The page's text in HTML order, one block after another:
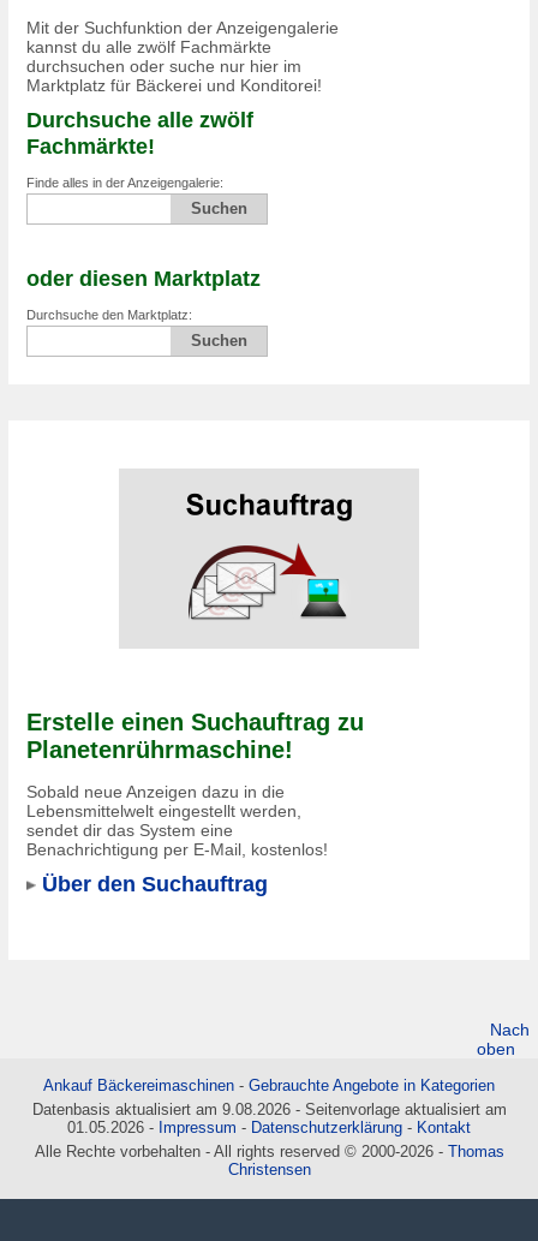
Mit der Suchfunktion der Anzeigengalerie
kannst du alle zwölf Fachmärkte
durchsuchen oder suche nur hier im
Marktplatz für Bäckerei und Konditorei!
Durchsuche alle zwölf
Fachmärkte!
Finde alles in der Anzeigengalerie:
oder diesen Marktplatz
Durchsuche den Marktplatz:
Erstelle einen Suchauftrag zu
Planetenrührmaschine!
Sobald neue Anzeigen dazu in die
Lebensmittelwelt eingestellt werden,
sendet dir das System eine
Benachrichtigung per E-Mail, kostenlos!
Über den Suchauftrag
Nach
oben
Ankauf Bäckereimaschinen - Gebrauchte Angebote in Kategorien
Datenbasis aktualisiert am 9.08.2026 - Seitenvorlage aktualisiert am
01.05.2026 - Impressum - Datenschutzerklärung - Kontakt
Alle Rechte vorbehalten - All rights reserved © 2000-2026 - Thomas
Christensen